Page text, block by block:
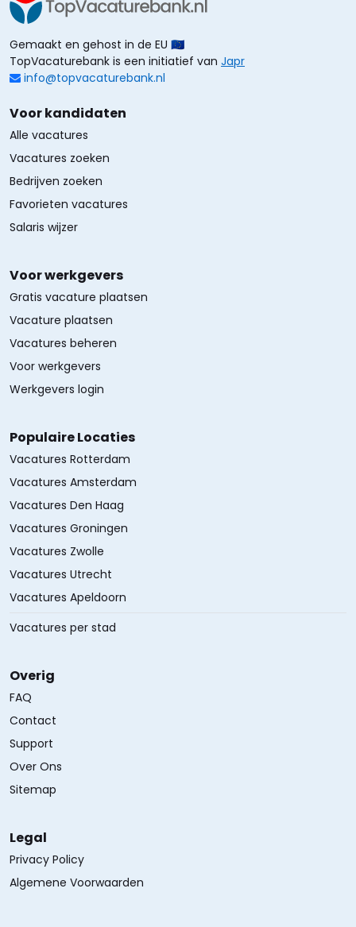
Gemaakt en gehost in de EU 🇪🇺
TopVacaturebank is een initiatief van Japr
info@topvacaturebank.nl
Voor kandidaten
Alle vacatures
Vacatures zoeken
Bedrijven zoeken
Favorieten vacatures
Salaris wijzer
Voor werkgevers
Gratis vacature plaatsen
Vacature plaatsen
Vacatures beheren
Voor werkgevers
Werkgevers login
Populaire Locaties
Vacatures Rotterdam
Vacatures Amsterdam
Vacatures Den Haag
Vacatures Groningen
Vacatures Zwolle
Vacatures Utrecht
Vacatures Apeldoorn
Vacatures per stad
Overig
FAQ
Contact
Support
Over Ons
Sitemap
Legal
Privacy Policy
Algemene Voorwaarden